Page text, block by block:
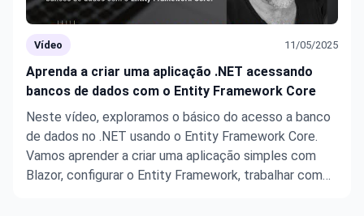
Vídeo 11/05/2025
Aprenda a criar uma aplicação .NET acessando
bancos de dados com o Entity Framework Core
Neste vídeo, exploramos o básico do acesso a banco
de dados no .NET usando o Entity Framework Core.
Vamos aprender a criar uma aplicação simples com
Blazor, configurar o Entity Framework, trabalhar com